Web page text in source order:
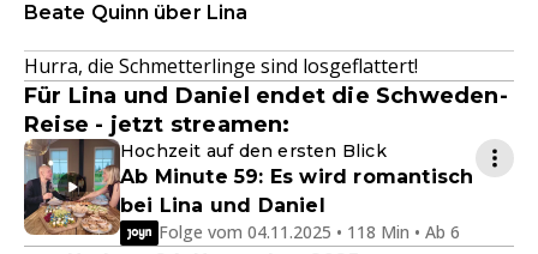
Beate Quinn über Lina
Hurra, die Schmetterlinge sind losgeflattert!
Für Lina und Daniel endet die Schweden-
Reise - jetzt streamen:
Hochzeit auf den ersten Blick
Ab Minute 59: Es wird romantisch
bei Lina und Daniel
Folge vom 04.11.2025 • 118 Min • Ab 6